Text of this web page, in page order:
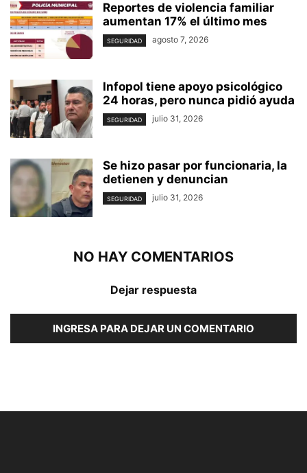
Reportes de violencia familiar
aumentan 17% el último mes
SEGURIDAD agosto 7, 2026
Infopol tiene apoyo psicológico
24 horas, pero nunca pidió ayuda
SEGURIDAD julio 31, 2026
Se hizo pasar por funcionaria, la
detienen y denuncian
SEGURIDAD julio 31, 2026
NO HAY COMENTARIOS
Dejar respuesta
INGRESA PARA DEJAR UN COMENTARIO